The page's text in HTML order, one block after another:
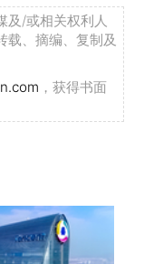
及/或相关权利人
载、摘编、复制及
，获得书面